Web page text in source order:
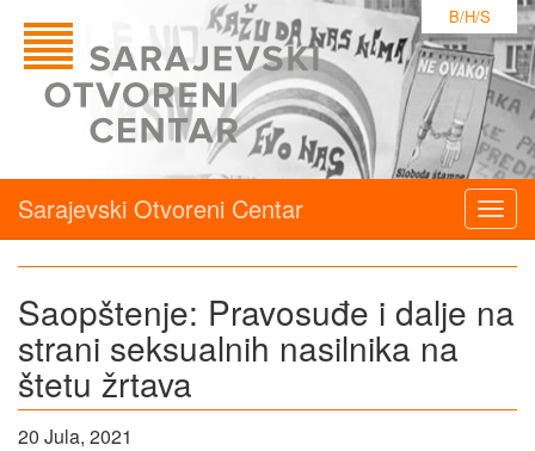
B/H/S
Sarajevski Otvoreni Centar
Saopštenje: Pravosuđe i dalje na
strani seksualnih nasilnika na
štetu žrtava
20 Jula, 2021